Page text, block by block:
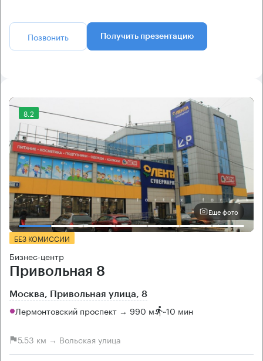
Позвонить Получить презентацию
8.2
Еще фото
БЕЗ КОМИССИИ
Бизнес-центр
Привольная 8
Москва, Привольная улица, 8
Лермонтовский проспект → 990 м ~10 мин
5.53 км → Вольская улица